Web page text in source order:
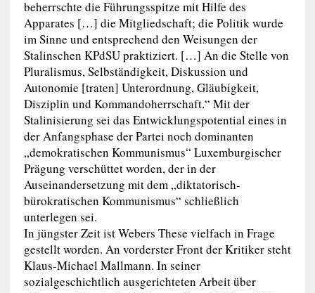
beherrschte die Führungsspitze mit Hilfe des
Apparates […] die Mitgliedschaft; die Politik wurde
im Sinne und entsprechend den Weisungen der
Stalinschen KPdSU praktiziert. […] An die Stelle von
Pluralismus, Selbständigkeit, Diskussion und
Autonomie [traten] Unterordnung, Gläubigkeit,
Disziplin und Kommandoherrschaft.“ Mit der
Stalinisierung sei das Entwicklungspotential eines in
der Anfangsphase der Partei noch dominanten
„demokratischen Kommunismus“ Luxemburgischer
Prägung verschüttet worden, der in der
Auseinandersetzung mit dem „diktatorisch-
bürokratischen Kommunismus“ schließlich
unterlegen sei.
In jüngster Zeit ist Webers These vielfach in Frage
gestellt worden. An vorderster Front der Kritiker steht
Klaus-Michael Mallmann. In seiner
sozialgeschichtlich ausgerichteten Arbeit über